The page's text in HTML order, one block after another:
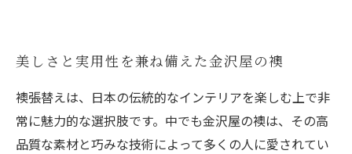
美しさと実用性を兼ね備えた金沢屋の襖
襖張替えは、日本の伝統的なインテリアを楽しむ上で非
常に魅力的な選択肢です。中でも金沢屋の襖は、その高
品質な素材と巧みな技術によって多くの人に愛されてい